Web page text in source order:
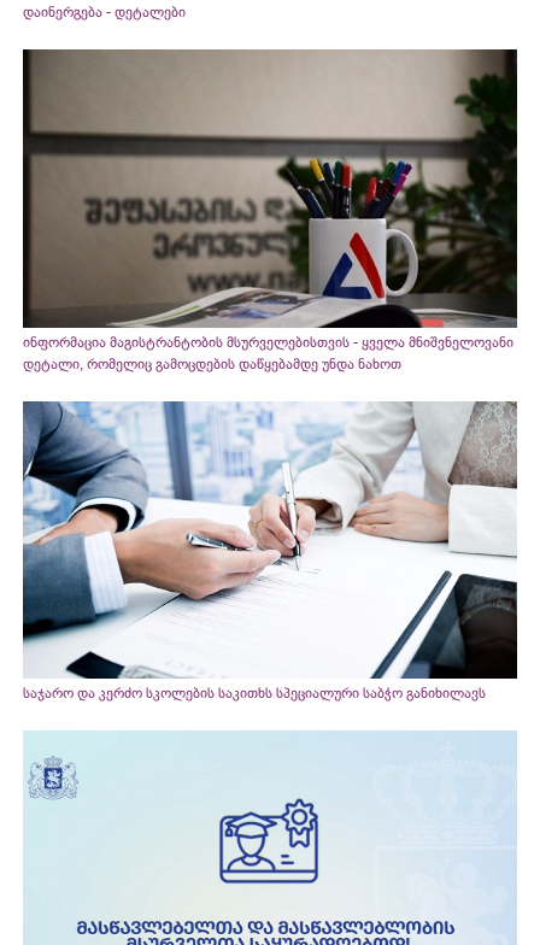
დაინერგება - დეტალები
ინფორმაცია მაგისტრანტობის მსურველებისთვის - ყველა მნიშვნელოვანი
დეტალი, რომელიც გამოცდების დაწყებამდე უნდა ნახოთ
საჯარო და კერძო სკოლების საკითხს სპეციალური საბჭო განიხილავს